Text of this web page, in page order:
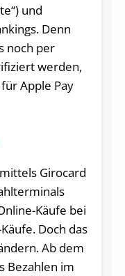
und
Denn
noch per
werden,
Apple Pay
Girocard
Käufe bei
Doch das
Ab dem
Bezahlen im